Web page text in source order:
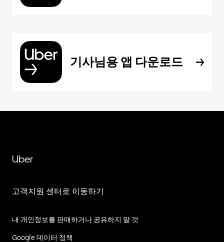
기사님용 앱 다운로드
Uber
고객지원 센터로 이동하기
내 개인정보를 판매하거나 공유하지 말 것
Google 데이터 정책